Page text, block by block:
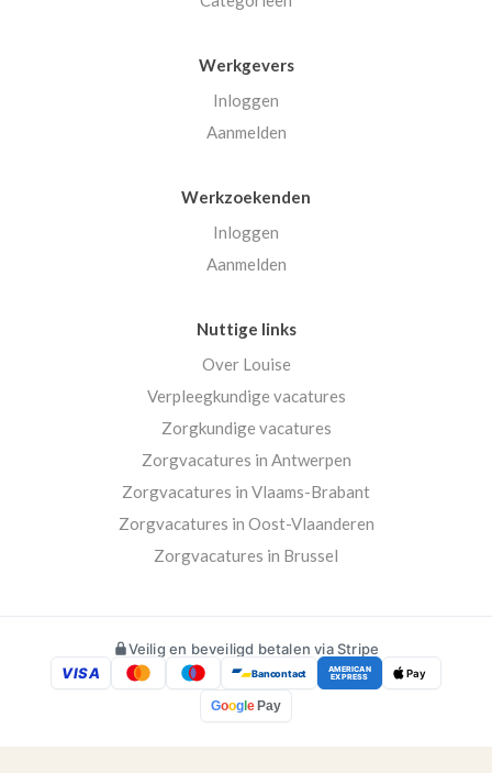
Werkgevers
Inloggen
Aanmelden
Werkzoekenden
Inloggen
Aanmelden
Nuttige links
Over Louise
Verpleegkundige vacatures
Zorgkundige vacatures
Zorgvacatures in Antwerpen
Zorgvacatures in Vlaams-Brabant
Zorgvacatures in Oost-Vlaanderen
Zorgvacatures in Brussel
Veilig en beveiligd betalen via Stripe
VISA
Bancontact AMERICAN
EXPRESS Pay
Googl e Pay